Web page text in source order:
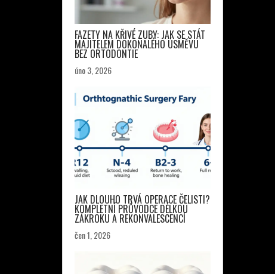
FAZETY NA KŘIVÉ ZUBY: JAK SE STÁT
MAJITELEM DOKONALÉHO ÚSMĚVU
BEZ ORTODONTIE
úno 3, 2026
JAK DLOUHO TRVÁ OPERACE ČELISTI?
KOMPLETNÍ PRŮVODCE DÉLKOU
ZÁKROKU A REKONVALESCENCÍ
čen 1, 2026